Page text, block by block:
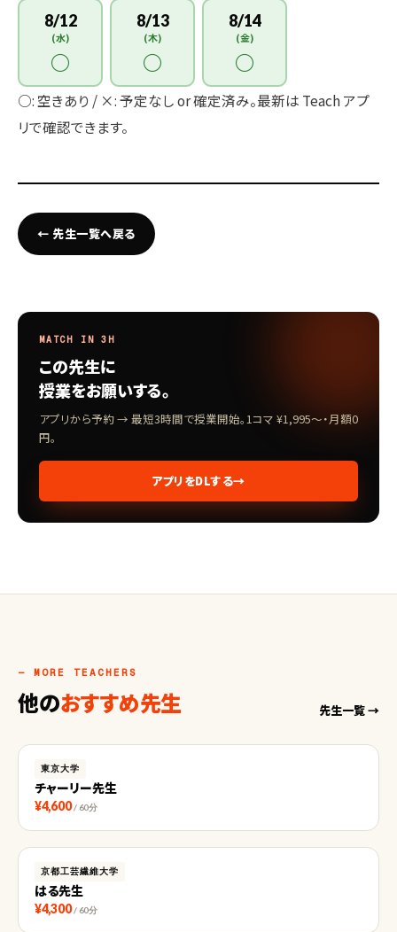
8/12
(水)
○
8/13
(木)
○
8/14
(金)
○
○: 空きあり / ×: 予定なし or 確定済み。最新は Teach アプ
リで確認できます。
← 先生一覧へ戻る
MATCH IN 3H
この先生に
授業をお願いする。
アプリから予約 → 最短3時間で授業開始。1コマ ¥1,995〜・月額0
円。
アプリをDLする→
— MORE TEACHERS
他のおすすめ先生 先生一覧 →
東京大学
チャーリー先生
¥4,600 / 60分
京都工芸繊維大学
はる先生
¥4,300 / 60分